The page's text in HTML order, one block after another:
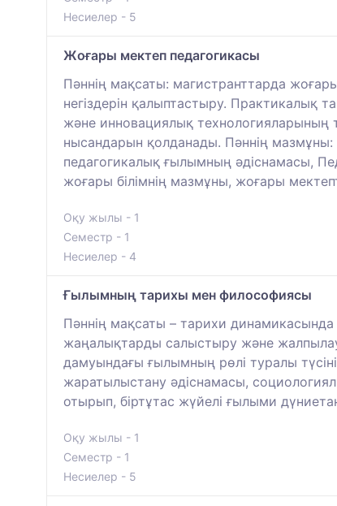
Несиелер - 5
Жоғары мектеп педагогикасы
Пәннің мақсаты: магистранттарда
негіздерін қалыптастыру. Практикалық
және инновациялық технологияларының
нысандарын қолданады. Пәннің мазмұны:
педагогикалық ғылымның әдіснамасы,
жоғары білімнің мазмұны, жоғары
Оқу жылы - 1
Семестр - 1
Несиелер - 4
Ғылымның тарихы мен философиясы
Пәннің мақсаты – тарихи
жаңалықтарды салыстыру және
дамуындағы ғылымның рөлі туралы
жаратылыстану әдіснамасы,
отырып, біртұтас жүйелі ғылыми
Оқу жылы - 1
Семестр - 1
Несиелер - 5